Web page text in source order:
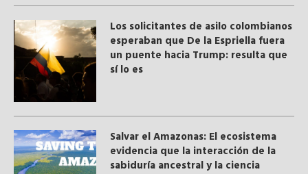
Los solicitantes de asilo colombianos
esperaban que De la Espriella fuera
un puente hacia Trump: resulta que
sí lo es
Salvar el Amazonas: El ecosistema
evidencia que la interacción de la
sabiduría ancestral y ​la ciencia